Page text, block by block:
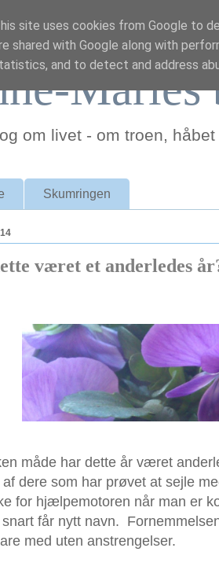
Maries
om livet - om troen,
Skumringen
været et anderledes
måde har dette år været
af dere som har prøvet at sejle
for hjælpemotoren når man er
får nytt navn.
med uten anstrengelser.
site uses cookies from Google to
shared with Google along with
and to detect and address